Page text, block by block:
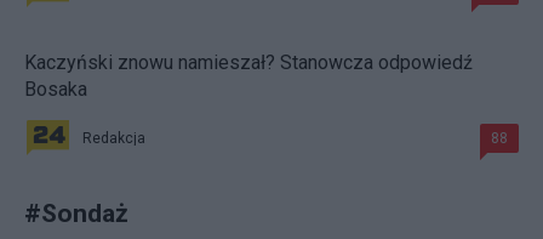
Kaczyński znowu namieszał? Stanowcza odpowiedź
Bosaka
Redakcja 88
#Sondaż